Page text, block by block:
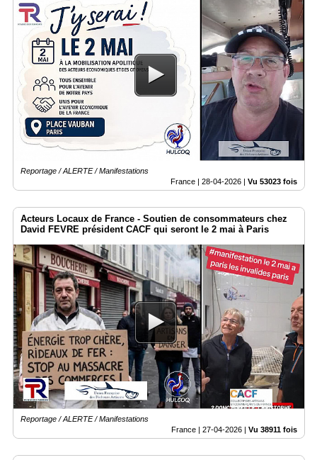
Reportage / ALERTE / Manifestations
France | 28-04-2026 Vu 53023 fois
Acteurs Locaux de France - Soutien de consommateurs chez
David FEVRE président CACF qui seront le 2 mai à Paris
Reportage / ALERTE / Manifestations
France | 27-04-2026 | Vu 38911 fois